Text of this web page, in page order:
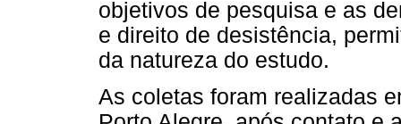
objetivos de pesquisa e as
e direito de desistência,
da natureza do estudo.
As coletas foram realizadas